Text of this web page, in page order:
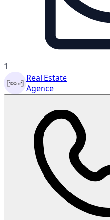
1
Real Estate
Agence